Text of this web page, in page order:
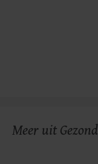
Meer uit Gezond